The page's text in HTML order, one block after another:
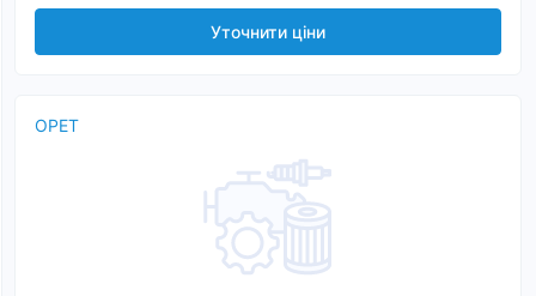
Уточнити ціни
OPET